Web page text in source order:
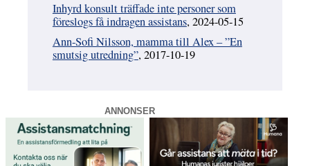
Inhyrd konsult träffade inte personer som
föreslogs få indragen assistans, 2024-05-15
Ann-Sofi Nilsson, mamma till Alex – ”En
smutsig utredning”, 2017-10-19
ANNONSER